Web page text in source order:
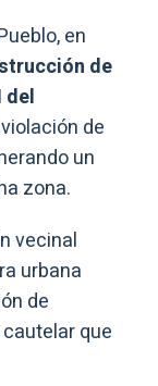
en
de
del
de
un
zona.
vecinal
urbana
de
que